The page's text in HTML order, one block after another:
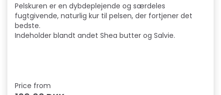
Pelskuren er en dybdeplejende og særdeles
fugtgivende, naturlig kur til pelsen, der fortjener det
bedste.
Indeholder blandt andet Shea butter og Salvie.
Price from